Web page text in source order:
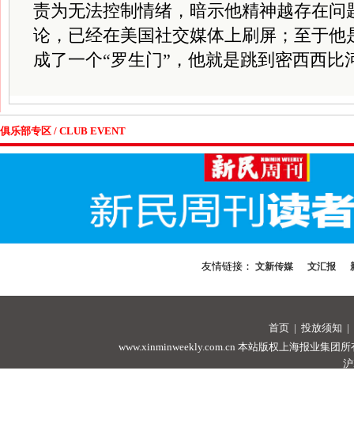
责为无法控制情绪，暗示他精神越存在问
论，已经在美国社交媒体上刷屏；至于他
成了一个“罗生门”，他就是跳到密西西比
俱乐部专区 / CLUB EVENT
友情链接： 文新传媒 文汇报
首页 | 投放须知 |
www.xinminweekly.com.cn 本站版权上海报业集团所